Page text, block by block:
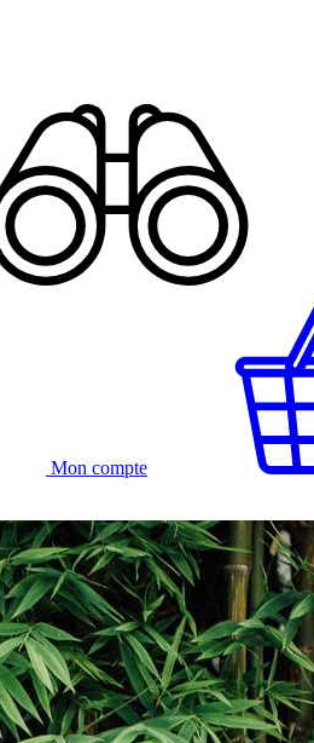
Mon compte